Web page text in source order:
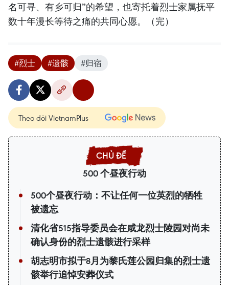
名可寻、有乡可归”的希望，也寄托着烈士家属抚平
数十年漫长等待之痛的共同心愿。（完）
#烈士 #遗骸 #归宿
Theo dõi VietnamPlus
500 个昼夜行动
500个昼夜行动：不让任何一位英烈的牺牲
被遗忘
清化省515指导委员会在咸龙烈士陵园对尚未
确认身份的烈士遗骸进行采样
胡志明市拟于8月为黎氏莲公园归集的烈士遗
骸举行追悼安葬仪式